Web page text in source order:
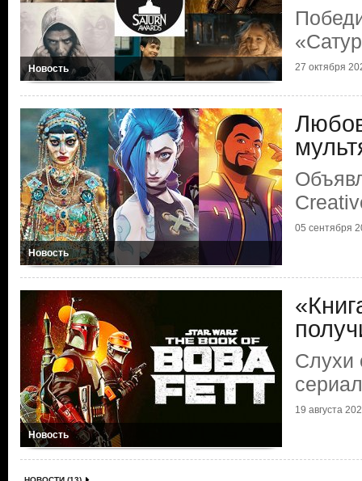
Новость 27 октября
Новость
05 сентября
Новость
Слухи
19 августа